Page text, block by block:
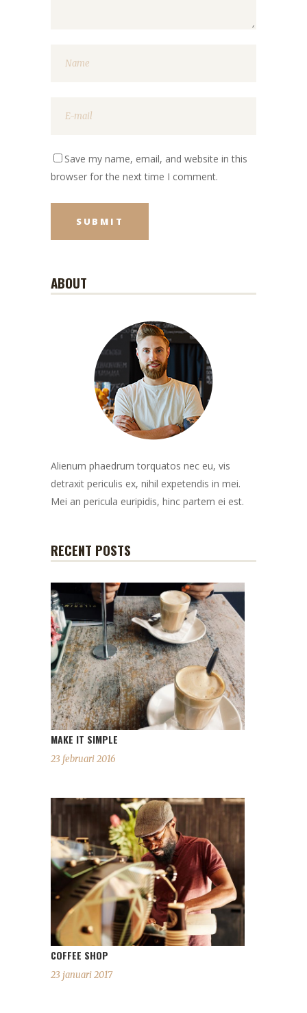
Save my name, email, and website in this
browser for the next time I comment.
ABOUT
Alienum phaedrum torquatos nec eu, vis
detraxit periculis ex, nihil expetendis in mei.
Mei an pericula euripidis, hinc partem ei est.
RECENT POSTS
MAKE IT SIMPLE
23 februari 2016
COFFEE SHOP
23 januari 2017